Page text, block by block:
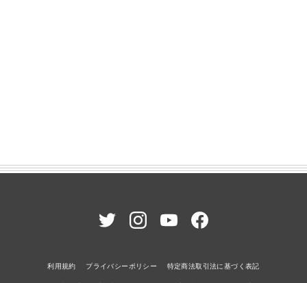
利用規約 プライバシーポリシー 特定商法取引法に基づく表記